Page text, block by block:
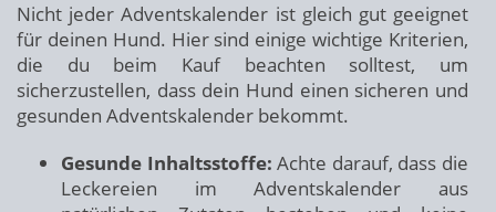
Nicht jeder Adventskalender ist gleich gut geeignet
für deinen Hund. Hier sind einige wichtige Kriterien,
die du beim Kauf beachten solltest, um
sicherzustellen, dass dein Hund einen sicheren und
gesunden Adventskalender bekommt.
Gesunde Inhaltsstoffe: Achte darauf, dass die
Leckereien im Adventskalender aus